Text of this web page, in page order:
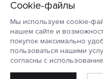
Мы используем cookie-
нашем сайте и
покупок максимально
пользоваться нашими
согласны с